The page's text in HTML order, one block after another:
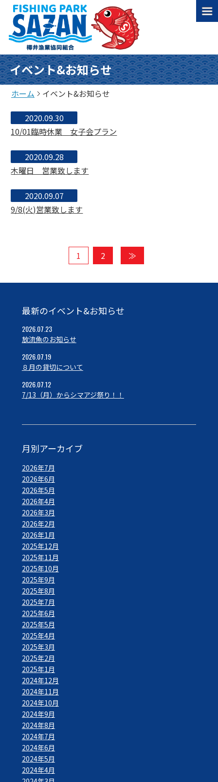
イベント&お知らせ
ホーム イベント&お知らせ
2020.09.30
10/01臨時休業 女子会プラン
2020.09.28
木曜日 営業致します
2020.09.07
9/8(火)営業致します
1 2 ≫
最新のイベント&お知らせ
2026.07.23
放流魚のお知らせ
2026.07.19
８月の貸切について
2026.07.12
7/13（月）からシマアジ祭り！！
月別アーカイブ
2026年7月
2026年6月
2026年5月
2026年4月
2026年3月
2026年2月
2026年1月
2025年12月
2025年11月
2025年10月
2025年9月
2025年8月
2025年7月
2025年6月
2025年5月
2025年4月
2025年3月
2025年2月
2025年1月
2024年12月
2024年11月
2024年10月
2024年9月
2024年8月
2024年7月
2024年6月
2024年5月
2024年4月